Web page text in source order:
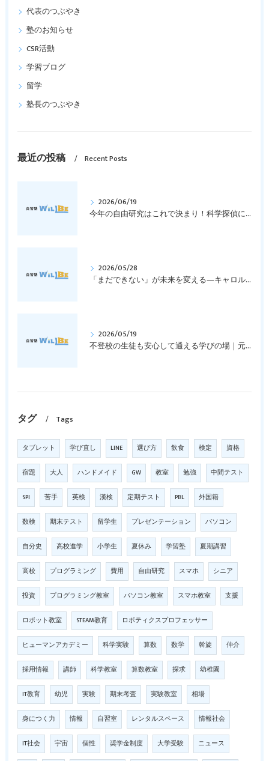
代表のつぶやき
塾のお知らせ
CSR活動
学習ブログ
留学
塾長のつぶやき
最近の投稿 Recent Posts
2026/06/19
今年の自由研究はこれで決まり！科学探偵になって指紋の謎を解き明かそう！｜元中学高校教員で私立学校の放課後校内塾を経営する西宮・今津の習いごと教室＆自習塾WillBe
2026/05/28
「まだできない」が未来を変える―キャロル・ドゥエックの成長マインドセットとは？｜元中学高校教員で私立学校の放課後校内塾を経営する西宮・今津の習いごと教室＆自習塾WillBe
2026/05/19
不登校の生徒も安心して通える学びの場｜元中学高校教員で私立学校の放課後校内塾を経営する西宮・今津の習いごと教室＆自習塾WillBe
タグ Tags
タブレット 学び直し LINE 選び方 飲食 検定 資格
宿題 大人 ハンドメイド GW 教室 勉強 中間テスト
SPI 苦手 英検 漢検 定期テスト PBL 外国籍
数検 期末テスト 留学生 プレゼンテーション パソコン
自分史 高校進学 小学生 夏休み 学習塾 夏期講習
高校 プログラミング 費用 自由研究 スマホ シニア
投資 プログラミング教室 パソコン教室 スマホ教室 支援
ロボット教室 STEAM教育 ロボティクスプロフェッサー
ヒューマンアカデミー 科学実験 算数 数学 斡旋 仲介
採用情報 講師 科学教室 算数教室 探求 幼稚園
IT教育 幼児 実験 期末考査 実験教室 相場
身につく力 情報 自習室 レンタルスペース 情報社会
IT社会 宇宙 個性 奨学金制度 大学受験 ニュース